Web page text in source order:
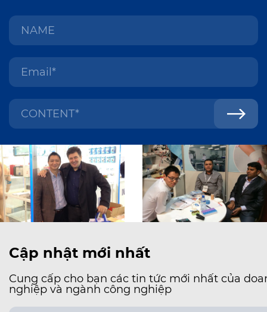
Cập nhật mới nhất
Cung cấp cho bạn các tin tức mới nhất của
nghiệp và ngành công nghiệp